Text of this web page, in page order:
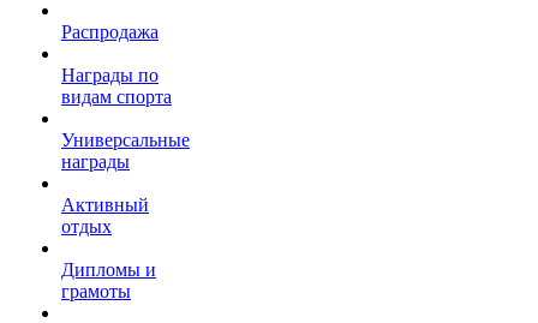
Распродажа
Награды по
видам спорта
Универсальные
награды
Активный
отдых
Дипломы и
грамоты